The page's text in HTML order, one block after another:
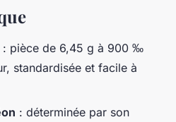
: pièce de 6,45 g à 900 ‰
standardisée et facile à
: déterminée par son